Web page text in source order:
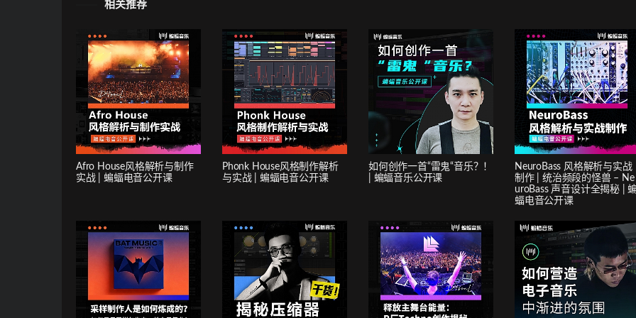
相关推荐
Afro House风格解析与制作
实战 | 蝙蝠电音公开课
Phonk House风格制作解析
与实战 | 蝙蝠电音公开课
如何创作一首“雷鬼“音乐？！
| 蝙蝠音乐公开课
NeuroBass 风格解析与实战
制作 | 统治频段的怪兽 – Ne
uroBass 声音设计全揭秘 |
蝠电音公开课